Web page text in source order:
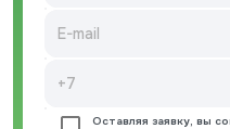
Оставляя заявку, вы